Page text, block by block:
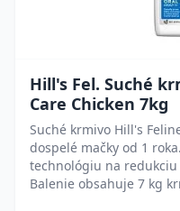
Hill's Fel. Suché
Care Chicken 7kg
Suché krmivo Hill's
dospelé mačky od 1
technológiu na
Balenie obsahuje 7 kg